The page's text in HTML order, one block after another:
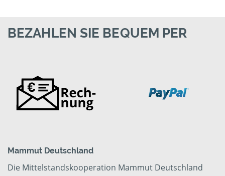
BEZAHLEN SIE BEQUEM PER
Mammut Deutschland
Die Mittelstandskooperation Mammut Deutschland